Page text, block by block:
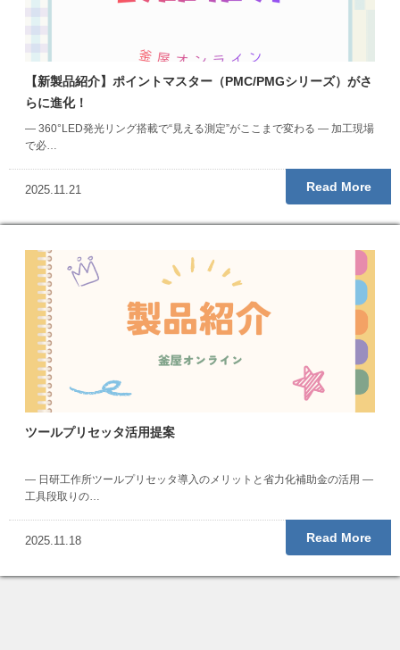
【新製品紹介】ポイントマスター（PMC/PMGシリーズ）がさ
らに進化！
― 360°LED発光リング搭載で“見える測定”がここまで変わる ― 加工現場
で必…
Read More
2025.11.21
ツールプリセッタ活用提案
— 日研工作所ツールプリセッタ導入のメリットと省力化補助金の活用 —
工具段取りの…
Read More
2025.11.18